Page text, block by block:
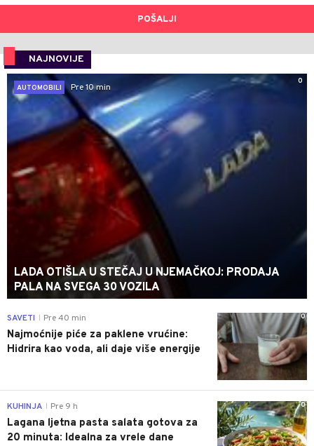
POŠALJI
NAJNOVIJE
0
AUTOMOBILI
Pre 10 min
LADA OTIŠLA U STEČAJ U NJEMAČKOJ: PRODAJA
PALA NA SVEGA 30 VOZILA
0
SAVETI Pre 40 min
Najmoćnije piće za paklene vrućine:
Hidrira kao voda, ali daje više energije
0
KUHINJA Pre 9 h
Lagana ljetna pasta salata gotova za
20 minuta: Idealna za vrele dane